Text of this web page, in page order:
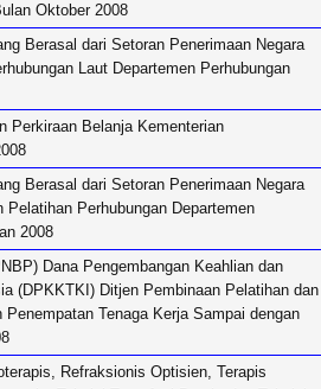
Oktober 2008
Berasal dari Setoran Penerimaan Negara
Laut Departemen Perhubungan
Perkiraan Belanja Kementerian
Berasal dari Setoran Penerimaan Negara
Perhubungan Departemen
2008
Dana Pengembangan Keahlian dan
(DPKKTKI) Ditjen Pembinaan Pelatihan dan
Tenaga Kerja Sampai dengan
Refraksionis Optisien, Terapis